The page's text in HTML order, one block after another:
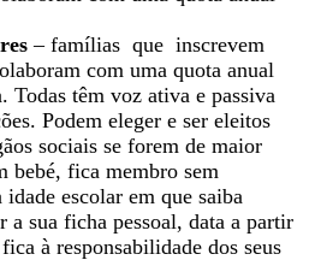
– famílias que inscrevem
com uma quota anual
Todas têm voz ativa e passiva
Podem eleger e ser eleitos
sociais se forem de maior
bebé, fica membro sem
escolar em que saiba
a sua ficha pessoal, data a partir
à responsabilidade dos seus